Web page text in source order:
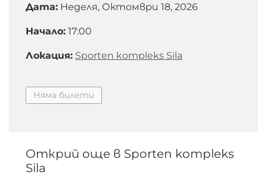
Дата: Неделя, Октомври 18, 2026
Начало: 17:00
Локация: Sporten kompleks Sila
Няма билети
Открий още в Sporten kompleks
Sila